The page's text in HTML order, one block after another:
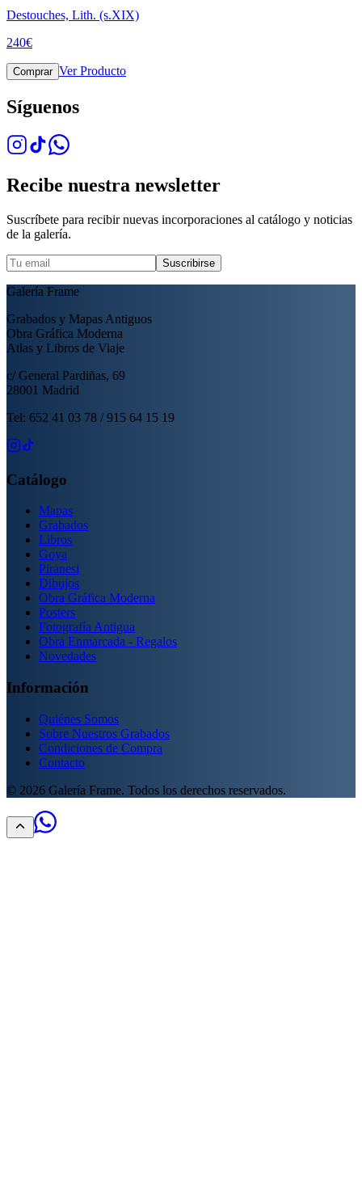
Destouches, Lith. (s.XIX)
240€
Comprar Ver Producto
Síguenos
Recibe nuestra newsletter
Suscríbete para recibir nuevas incorporaciones al catálogo y noticias
de la galería.
Suscribirse
Galería Frame
Grabados y Mapas Antiguos
Obra Gráfica Moderna
Atlas y Libros de Viaje
c/ General Pardiñas, 69
28001 Madrid
Tel: 652 41 03 78 / 915 64 15 19
Catálogo
Mapas
Grabados
Libros
Goya
Piranesi
Dibujos
Obra Gráfica Moderna
Posters
Fotografía Antigua
Obra Enmarcada - Regalos
Novedades
Información
Quiénes Somos
Sobre Nuestros Grabados
Condiciones de Compra
Contacto
© 2026 Galería Frame. Todos los derechos reservados.